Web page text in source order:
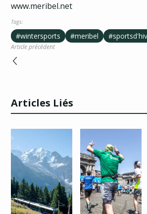
www.meribel.net
Tags:
#wintersports #meribel
Article précédent
Articles Liés